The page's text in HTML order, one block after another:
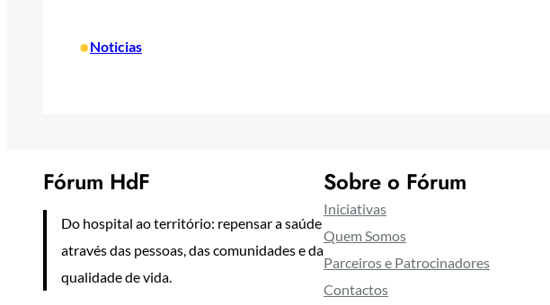
•Noticias
Fórum HdF
Do hospital ao território: repensar a saúde
através das pessoas, das comunidades e da
qualidade de vida.
Sobre o Fórum
Iniciativas
Quem Somos
Parceiros e Patrocinadores
Contactos